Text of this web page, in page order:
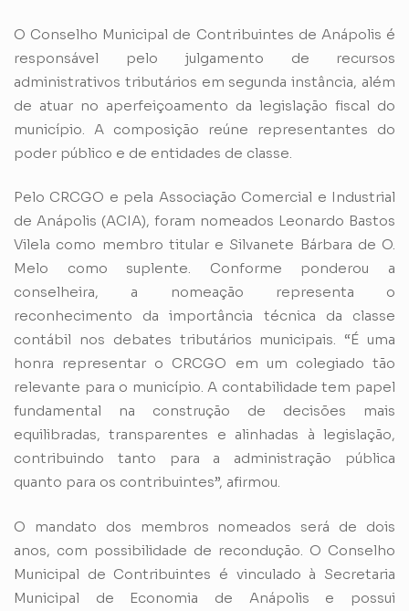
O Conselho Municipal de Contribuintes de Anápolis é
responsável pelo julgamento de recursos
administrativos tributários em segunda instância, além
de atuar no aperfeiçoamento da legislação fiscal do
município. A composição reúne representantes do
poder público e de entidades de classe.
Pelo CRCGO e pela Associação Comercial e Industrial
de Anápolis (ACIA), foram nomeados Leonardo Bastos
Vilela como membro titular e Silvanete Bárbara de O.
Melo como suplente. Conforme ponderou a
conselheira, a nomeação representa o
reconhecimento da importância técnica da classe
contábil nos debates tributários municipais. “É uma
honra representar o CRCGO em um colegiado tão
relevante para o município. A contabilidade tem papel
fundamental na construção de decisões mais
equilibradas, transparentes e alinhadas à legislação,
contribuindo tanto para a administração pública
quanto para os contribuintes”, afirmou.
O mandato dos membros nomeados será de dois
anos, com possibilidade de recondução. O Conselho
Municipal de Contribuintes é vinculado à Secretaria
Municipal de Economia de Anápolis e possui